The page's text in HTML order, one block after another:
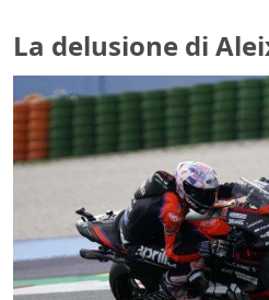
La delusione di